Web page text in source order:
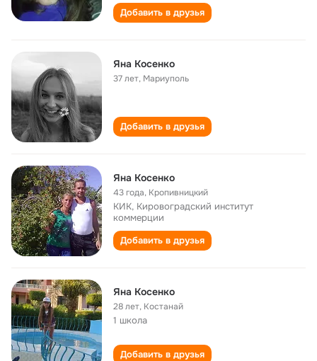
Добавить в друзья
Яна Косенко
37 лет, Мариуполь
Добавить в друзья
Яна Косенко
43 года, Кропивницкий
КИК, Кировоградский институт
коммерции
Добавить в друзья
Яна Косенко
28 лет, Костанай
1 школа
Добавить в друзья